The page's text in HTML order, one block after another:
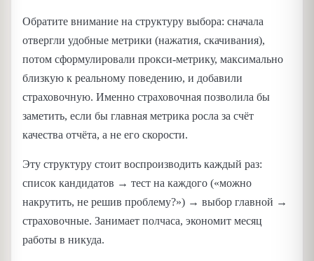
Обратите внимание на структуру выбора: сначала
отвергли удобные метрики (нажатия, скачивания),
потом сформулировали прокси-метрику, максимально
близкую к реальному поведению, и добавили
страховочную. Именно страховочная позволила бы
заметить, если бы главная метрика росла за счёт
качества отчёта, а не его скорости.
Эту структуру стоит воспроизводить каждый раз:
список кандидатов → тест на каждого («можно
накрутить, не решив проблему?») → выбор главной →
страховочные. Занимает полчаса, экономит месяц
работы в никуда.